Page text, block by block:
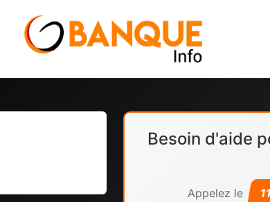
Besoin d'aide
Appelez le